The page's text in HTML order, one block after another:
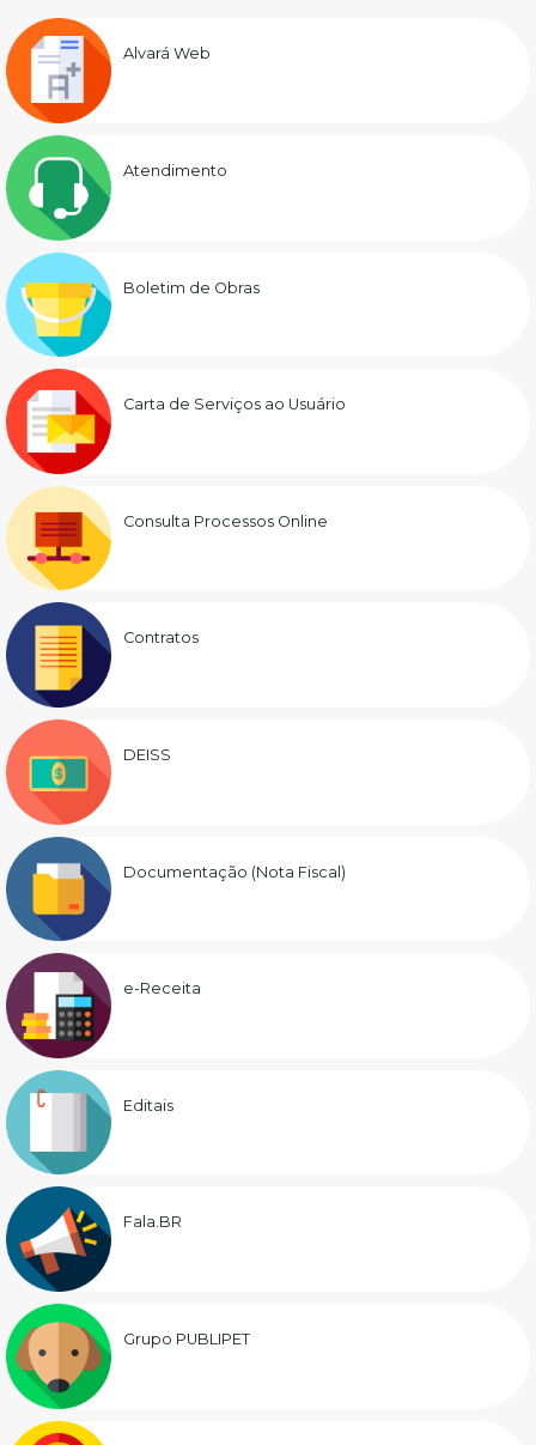
Alvará Web
Atendimento
Boletim de Obras
Carta de Serviços ao Usuário
Consulta Processos Online
Contratos
DEISS
Documentação (Nota Fiscal)
e-Receita
Editais
Fala.BR
Grupo PUBLIPET